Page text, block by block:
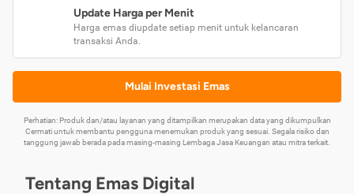
Update Harga per Menit
Harga emas diupdate setiap menit untuk kelancaran
transaksi Anda.
Mulai Investasi Emas
Perhatian: Produk dan/atau layanan yang ditampilkan merupakan data yang dikumpulkan
Cermati untuk membantu pengguna menemukan produk yang sesuai. Segala risiko dan
tanggung jawab berada pada masing-masing Lembaga Jasa Keuangan atau mitra terkait.
Tentang Emas Digital